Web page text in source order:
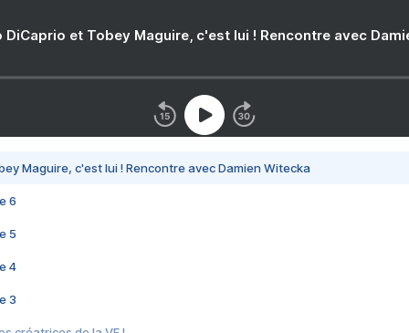
DiCaprio et Tobey Maguire, c'est lui ! Rencontre avec
Maguire, c'est lui ! Rencontre avec Damien Witecka
6
5
4
3